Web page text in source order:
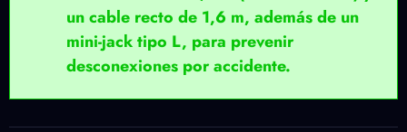
un cable recto de 1,6 m, además de un
mini-jack tipo L, para prevenir
desconexiones por accidente.